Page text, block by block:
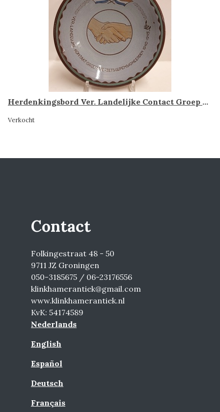
Herdenkingsbord Ver. Landelijke Contact Groep Verzetsgepensioneerden 1940-1945, Ambacht Haalderen
Verkocht
Contact
Folkingestraat 48 - 50
9711 JZ Groningen
050-3185675 / 06-23176556
klinkhamerantiek@gmail.com
www.klinkhamerantiek.nl
KvK: 54174589
Nederlands
English
Español
Deutsch
Français